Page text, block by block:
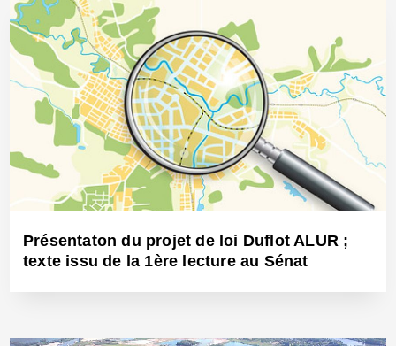
Présentaton du projet de loi Duflot ALUR ;
texte issu de la 1ère lecture au Sénat